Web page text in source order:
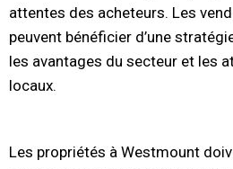
attentes des acheteurs. Les
peuvent bénéficier d’une
les avantages du secteur et les
locaux.
Les propriétés à Westmount